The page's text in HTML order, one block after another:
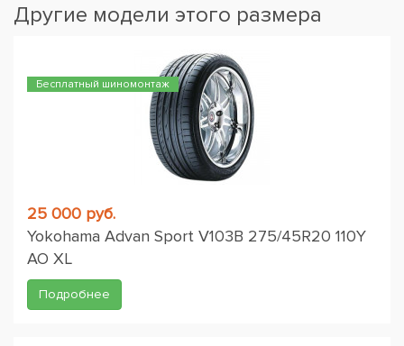
Другие модели этого размера
Бесплатный шиномонтаж
25 000 руб.
Yokohama Advan Sport V103B 275/45R20 110Y
AO XL
Подробнее